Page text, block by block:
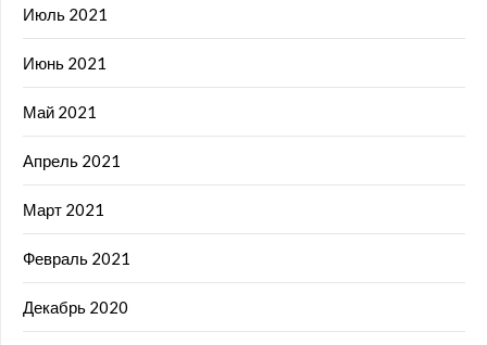
Июль 2021
Июнь 2021
Май 2021
Апрель 2021
Март 2021
Февраль 2021
Декабрь 2020